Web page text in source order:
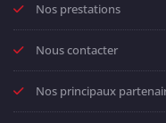
Nos prestations
Nous contacter
Nos principaux